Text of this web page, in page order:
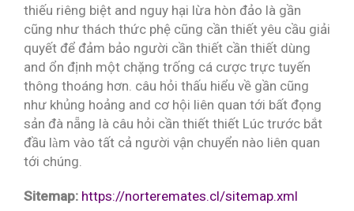
thiếu riêng biệt and nguy hại lừa hòn đảo là gần
cũng như thách thức phệ cũng cần thiết yêu cầu giải
quyết để đảm bảo người cần thiết cần thiết dùng
and ổn định một chặng trống cá cược trực tuyến
thông thoáng hơn. câu hỏi thấu hiểu về gần cũng
như khủng hoảng and cơ hội liên quan tới bất đọng
sản đà nẵng là câu hỏi cần thiết thiết Lúc trước bắt
đầu làm vào tất cả người vận chuyển nào liên quan
tới chúng.
Sitemap: https://norteremates.cl/sitemap.xml